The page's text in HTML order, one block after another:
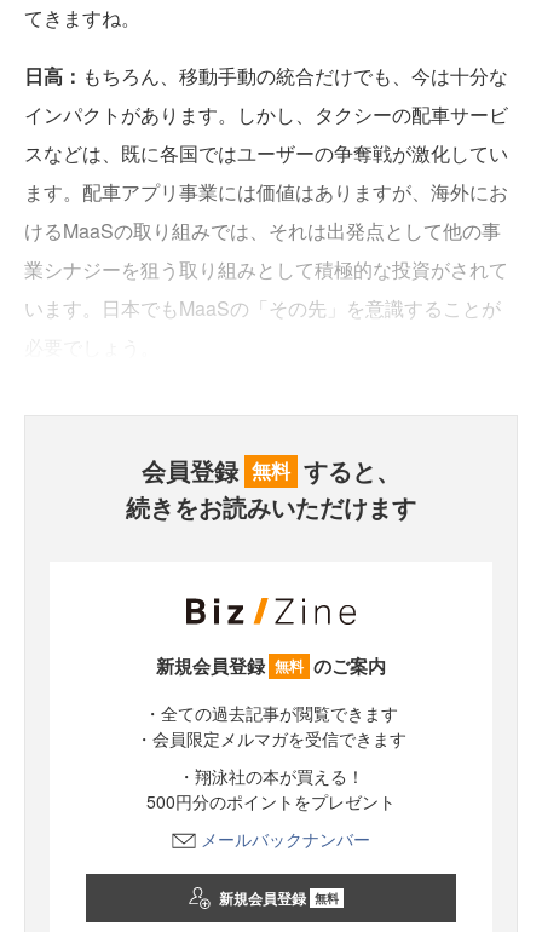
てきますね。
日高： もちろん、移動手動の統合だけでも、今は十分な
インパクトがあります。しかし、タクシーの配車サービ
スなどは、既に各国ではユーザーの争奪戦が激化してい
ます。配車アプリ事業には価値はありますが、海外にお
けるMaaSの取り組みでは、それは出発点として他の事
業シナジーを狙う取り組みとして積極的な投資がされて
います。日本でもMaaSの「その先」を意識することが
会員登録 無料 すると、
続きをお読みいただけます
新規会員登録 無料 のご案内
・全ての過去記事が閲覧できます
・会員限定メルマガを受信できます
・翔泳社の本が買える！
500円分のポイントをプレゼント
メールバックナンバー
新規会員登録 無料